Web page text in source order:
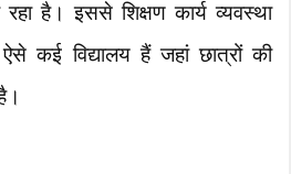
है। इससे शिक्षण कार्य व्यवस्था
कई विद्यालय हैं जहां छात्रों की